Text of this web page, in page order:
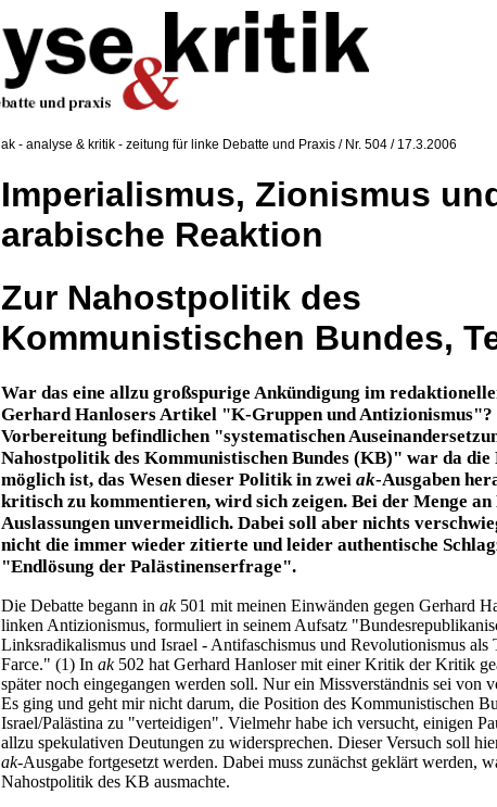
ak - analyse & kritik - zeitung für linke Debatte und Praxis / Nr. 504 / 17.3.2006
Imperialismus, Zionismus
arabische Reaktion
Zur Nahostpolitik des
Kommunistischen Bundes,
War das eine allzu großspurige Ankündigung im
Gerhard Hanlosers Artikel "K-Gruppen und Antizionismus"?
Vorbereitung befindlichen "systematischen
Nahostpolitik des Kommunistischen Bundes (KB)" war da die
möglich ist, das Wesen dieser Politik in zwei ak-Ausgaben
kritisch zu kommentieren, wird sich zeigen. Bei der Menge
Auslassungen unvermeidlich. Dabei soll aber nichts
nicht die immer wieder zitierte und leider authentische
"Endlösung der Palästinenserfrage".
Die Debatte begann in ak501 mit meinen Einwänden gegen Gerhard
linken Antizionismus, formuliert in seinem Aufsatz
Linksradikalismus und Israel - Antifaschismus und Revolutionismus als
Farce." (1) In ak502 hat Gerhard Hanloser mit einer Kritik der Kritik
später noch eingegangen werden soll. Nur ein Missverständnis sei von
Es ging und geht mir nicht darum, die Position des Kommunistischen
Israel/Palästina zu "verteidigen". Vielmehr habe ich versucht, einigen
allzu spekulativen Deutungen zu widersprechen. Dieser Versuch soll
ak-Ausgabe fortgesetzt werden. Dabei muss zunächst geklärt werden,
Nahostpolitik des KB ausmachte.